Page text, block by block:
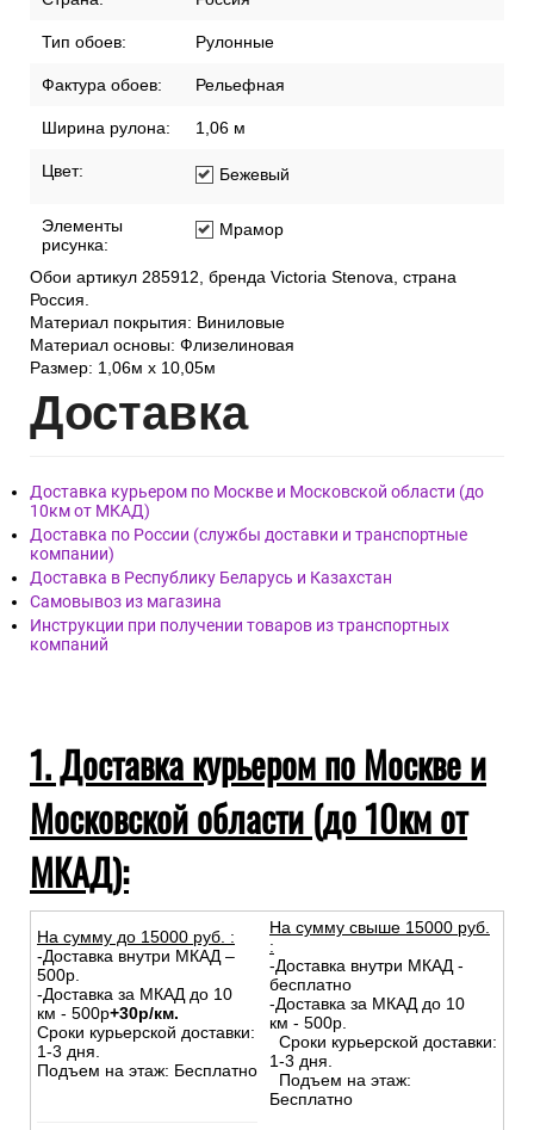
Тип обоев: Рулонные
Фактура обоев: Рельефная
Ширина рулона: 1,06 м
Цвет: Бежевый
Элементы
рисунка:
Мрамор
Обои артикул 285912, бренда Victoria Stenova, страна
Россия.
Материал покрытия: Виниловые
Материал основы: Флизелиновая
Размер: 1,06м х 10,05м
Доставка
Доставка курьером по Москве и Московской области (до
10км от МКАД)
Доставка по России (службы доставки и транспортные
компании)
Доставка в Республику Беларусь и Казахстан
Самовывоз из магазина
Инструкции при получении товаров из транспортных
компаний
1. Доставка курьером по Москве и
Московской области (до 10км от
МКАД):
На сумму до 15000 руб. :
-Доставка внутри МКАД –
500р.
-Доставка за МКАД до 10
км - 500р+30р/км.
Сроки курьерской доставки:
1-3 дня.
Подъем на этаж: Бесплатно
На сумму свыше 15000 руб.
:
-Доставка внутри МКАД -
бесплатно
-Доставка за МКАД до 10
км - 500р.
Сроки курьерской доставки:
1-3 дня.
Подъем на этаж:
Бесплатно